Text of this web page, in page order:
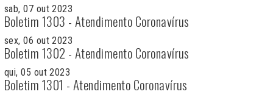
sab, 07 out 2023
Boletim 1303 - Atendimento Coronavírus
sex, 06 out 2023
Boletim 1302 - Atendimento Coronavírus
qui, 05 out 2023
Boletim 1301 - Atendimento Coronavírus